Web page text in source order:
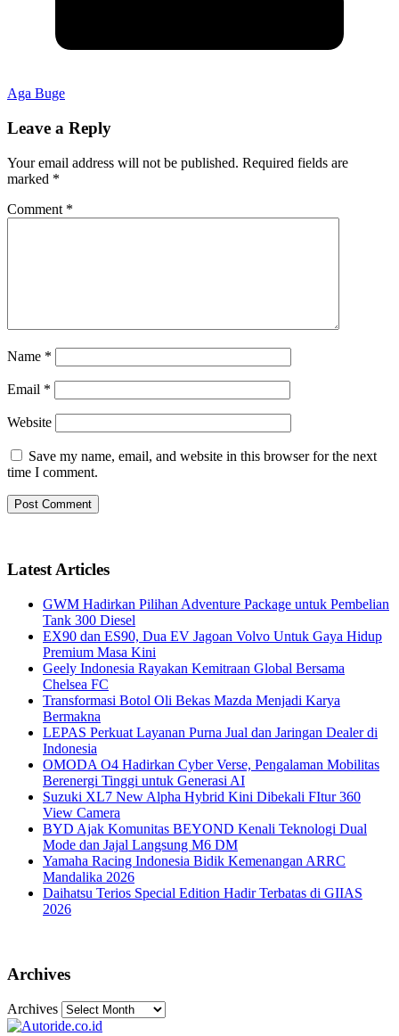
Aga Buge
Leave a Reply
Your email address will not be published. Required fields are
marked *
Comment *
Name *
Email *
Website
Save my name, email, and website in this browser for the next
time I comment.
Latest Articles
GWM Hadirkan Pilihan Adventure Package untuk Pembelian
Tank 300 Diesel
EX90 dan ES90, Dua EV Jagoan Volvo Untuk Gaya Hidup
Premium Masa Kini
Geely Indonesia Rayakan Kemitraan Global Bersama
Chelsea FC
Transformasi Botol Oli Bekas Mazda Menjadi Karya
Bermakna
LEPAS Perkuat Layanan Purna Jual dan Jaringan Dealer di
Indonesia
OMODA O4 Hadirkan Cyber Verse, Pengalaman Mobilitas
Berenergi Tinggi untuk Generasi AI
Suzuki XL7 New Alpha Hybrid Kini Dibekali FItur 360
View Camera
BYD Ajak Komunitas BEYOND Kenali Teknologi Dual
Mode dan Jajal Langsung M6 DM
Yamaha Racing Indonesia Bidik Kemenangan ARRC
Mandalika 2026
Daihatsu Terios Special Edition Hadir Terbatas di GIIAS
2026
Archives
Archives